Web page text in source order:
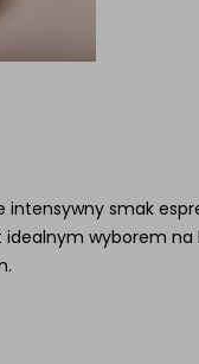
intensywny smak
idealnym wyborem na